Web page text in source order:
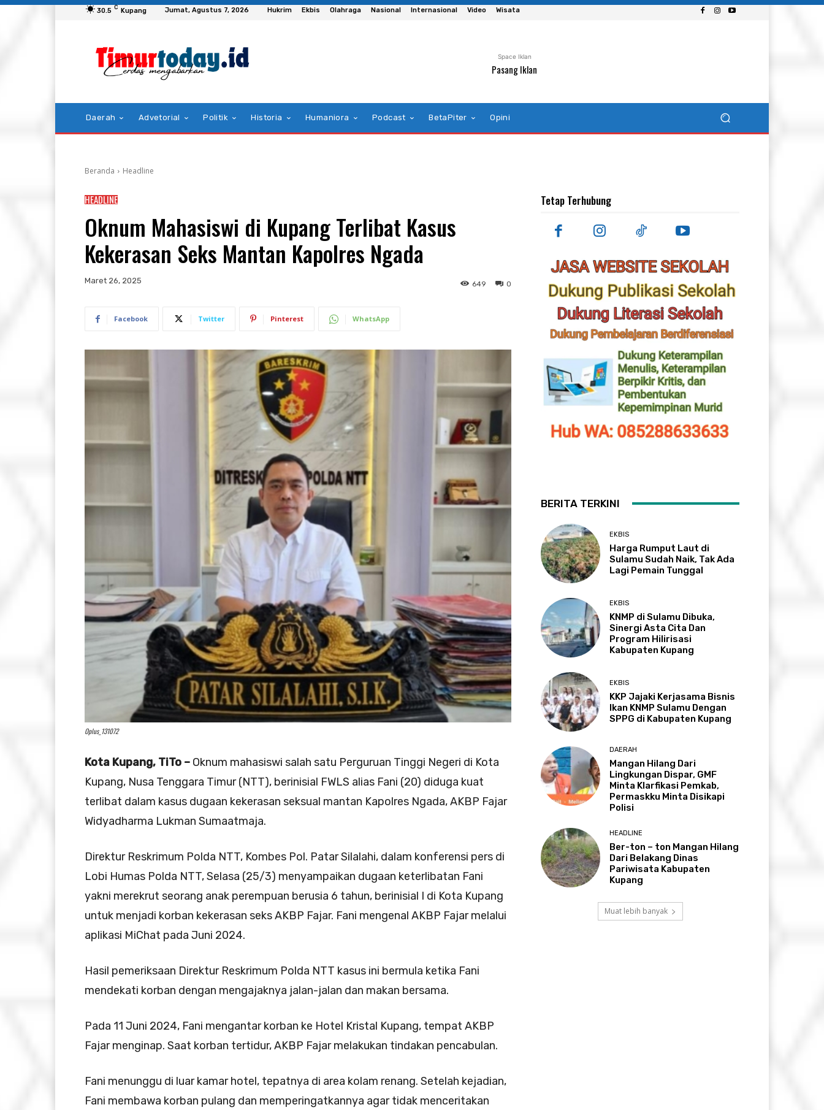
30.5 C Kupang Jumat, Agustus 7, 2026 Hukrim Ekbis Olahraga Nasional Internasional Video Wisata
Space Iklan
Pasang Iklan
Daerah Advetorial Politik Historia Humaniora Podcast BetaPiter Opini
Beranda Headline
HEADLINE
Oknum Mahasiswi di Kupang Terlibat Kasus
Kekerasan Seks Mantan Kapolres Ngada
Maret 26, 2025 0
649
Facebook Twitter Pinterest WhatsApp
Oplus_131072
Kota Kupang, TiTo – Oknum mahasiswi salah satu Perguruan Tinggi Negeri di Kota
Kupang, Nusa Tenggara Timur (NTT), berinisial FWLS alias Fani (20) diduga kuat
terlibat dalam kasus dugaan kekerasan seksual mantan Kapolres Ngada, AKBP Fajar
Widyadharma Lukman Sumaatmaja.
Direktur Reskrimum Polda NTT, Kombes Pol. Patar Silalahi, dalam konferensi pers di
Lobi Humas Polda NTT, Selasa (25/3) menyampaikan dugaan keterlibatan Fani
yakni merekrut seorang anak perempuan berusia 6 tahun, berinisial I di Kota Kupang
untuk menjadi korban kekerasan seks AKBP Fajar. Fani mengenal AKBP Fajar melalui
aplikasi MiChat pada Juni 2024.
Hasil pemeriksaan Direktur Reskrimum Polda NTT kasus ini bermula ketika Fani
mendekati korban dengan mengajaknya jalan-jalan dan makan bersama.
Pada 11 Juni 2024, Fani mengantar korban ke Hotel Kristal Kupang, tempat AKBP
Fajar menginap. Saat korban tertidur, AKBP Fajar melakukan tindakan pencabulan.
Fani menunggu di luar kamar hotel, tepatnya di area kolam renang. Setelah kejadian,
Fani membawa korban pulang dan memperingatkannya agar tidak menceritakan
Tetap Terhubung
BERITA TERKINI
EKBIS
Harga Rumput Laut di
Sulamu Sudah Naik, Tak Ada
Lagi Pemain Tunggal
EKBIS
KNMP di Sulamu Dibuka,
Sinergi Asta Cita Dan
Program Hilirisasi
Kabupaten Kupang
EKBIS
KKP Jajaki Kerjasama Bisnis
Ikan KNMP Sulamu Dengan
SPPG di Kabupaten Kupang
DAERAH
Mangan Hilang Dari
Lingkungan Dispar, GMF
Minta Klarfikasi Pemkab,
Permaskku Minta Disikapi
Polisi
HEADLINE
Ber-ton – ton Mangan Hilang
Dari Belakang Dinas
Pariwisata Kabupaten
Kupang
Muat lebih banyak